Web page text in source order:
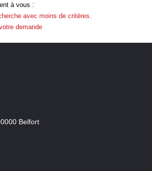
Les Avis Clients
Nos Dernières Ventes
à vous :
avec moins de critères.
demande
Belfort